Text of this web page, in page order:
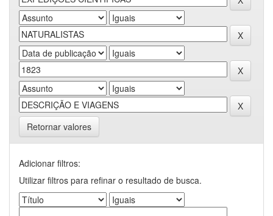
Retornar valores
Adicionar filtros:
Utilizar filtros para refinar o resultado de busca.